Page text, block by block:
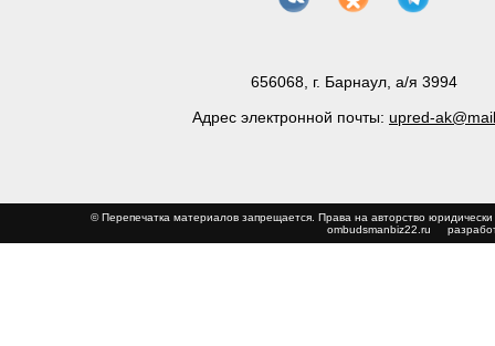
656068, г. Барнаул, а/я 3994
Адрес электронной почты: upred-
© Перепечатка материалов запрещается. Права на авторство
ombudsmanbiz22.ru